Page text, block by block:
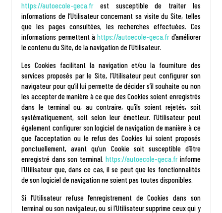
https://autoecole-geca.fr
est susceptible de traiter les
informations de l’Utilisateur concernant sa visite du Site, telles
que les pages consultées, les recherches effectuées. Ces
informations permettent à https://autoecole-geca.fr d’améliorer
le contenu du Site, de la navigation de l’Utilisateur.
Les Cookies facilitant la navigation et/ou la fourniture des
services proposés par le Site, l’Utilisateur peut configurer son
navigateur pour qu’il lui permette de décider s’il souhaite ou non
les accepter de manière à ce que des Cookies soient enregistrés
dans le terminal ou, au contraire, qu’ils soient rejetés, soit
systématiquement, soit selon leur émetteur. l’Utilisateur peut
également configurer son logiciel de navigation de manière à ce
que l’acceptation ou le refus des Cookies lui soient proposés
ponctuellement, avant qu’un Cookie soit susceptible d’être
enregistré dans son terminal. https://autoecole-geca.fr informe
l’Utilisateur que, dans ce cas, il se peut que les fonctionnalités
de son logiciel de navigation ne soient pas toutes disponibles.
Si l’Utilisateur refuse l’enregistrement de Cookies dans son
terminal ou son navigateur, ou si l’Utilisateur supprime ceux qui y